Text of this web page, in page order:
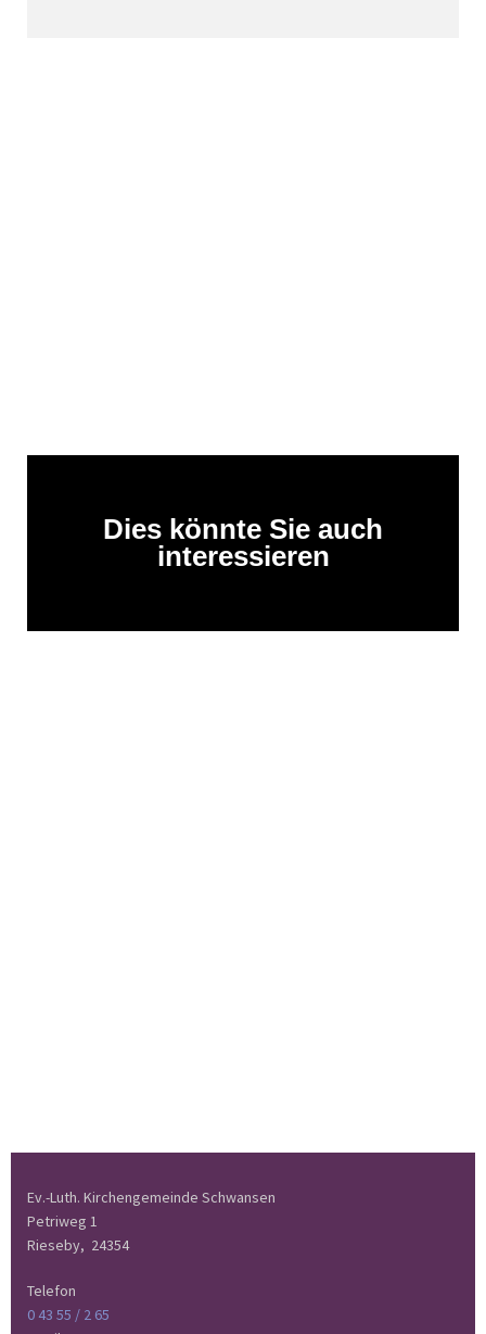
Dies könnte Sie auch
interessieren
Ev.-Luth. Kirchengemeinde Schwansen
Petriweg 1
Rieseby, 24354
Telefon
0 43 55 / 2 65